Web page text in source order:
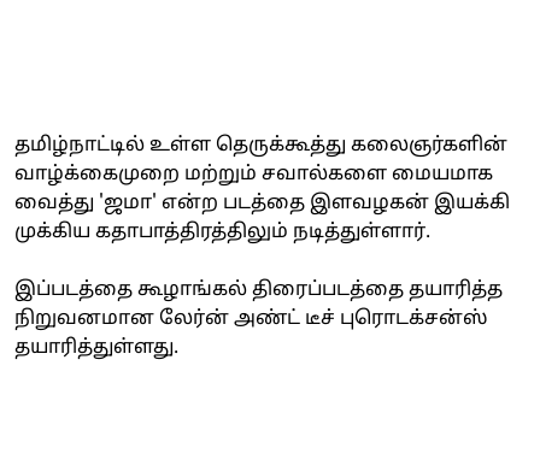
தமிழ்நாட்டில் உள்ள தெருக்கூத்து கலைஞர்களின்
வாழ்க்கைமுறை மற்றும் சவால்களை மையமாக
வைத்து 'ஜமா' என்ற படத்தை இளவழகன் இயக்கி
முக்கிய கதாபாத்திரத்திலும் நடித்துள்ளார்.
இப்படத்தை கூழாங்கல் திரைப்படத்தை தயாரித்த
நிறுவனமான லேர்ன் அண்ட் டீச் புரொடக்சன்ஸ்
தயாரித்துள்ளது.